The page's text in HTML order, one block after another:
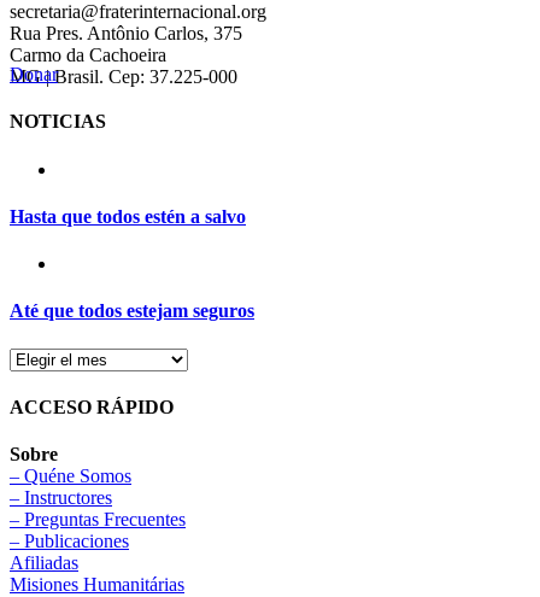
secretaria@fraterinternacional.org
Rua Pres. Antônio Carlos, 375
Carmo da Cachoeira
MG | Brasil. Cep: 37.225-000
Donar
NOTICIAS
Hasta que todos estén a salvo
Até que todos estejam seguros
ACCESO RÁPIDO
Sobre
– Quéne Somos
– Instructores
– Preguntas Frecuentes
– Publicaciones
Afiliadas
Misiones Humanitárias